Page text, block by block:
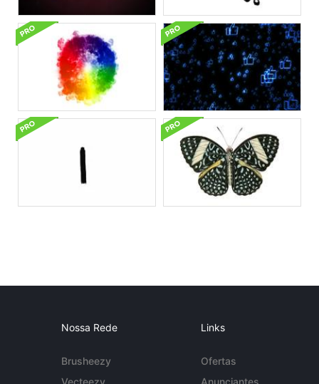
Nossa Rede
Brusheezy
Vecteezy
Links
Ofertas
Anunciantes